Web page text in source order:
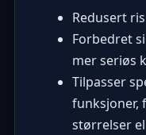
Redusert
Forbedret
mer seriøs
Tilpasser
funksjoner,
størrelser